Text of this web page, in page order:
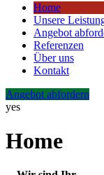
Home
Unsere
Angebot
Referenzen
Über uns
Kontakt
Angebot abfordern
yes
Home